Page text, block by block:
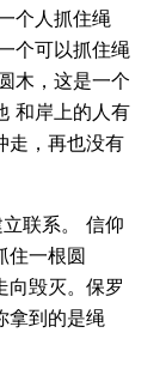
个人抓住绳
个可以抓住绳
木，这是一个
和岸上的人有
走，再也没有
联系。 信仰
住一根圆
向毁灭。保罗
拿到的是绳